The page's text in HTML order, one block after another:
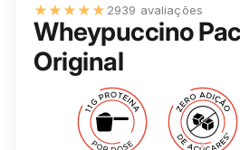
★★★★★ 2939 avaliações
Wheypuccino
Original